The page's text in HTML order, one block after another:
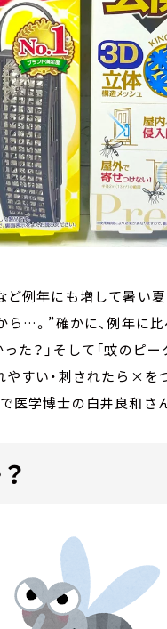
例年にも増して暑い
…。”確かに、例年に
た？」そして「蚊のピ
すい・刺されたら×を
医学博士の白井良和さ